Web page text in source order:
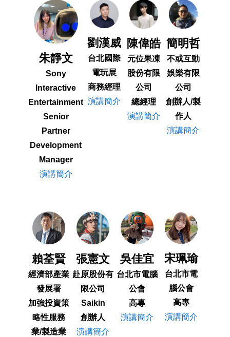
朱靜文
Sony
Interactive
Entertainment
Senior
Partner
Development
Manager
演講簡介
劉漢威
台北國際
電玩展
商務經理
演講簡介
陳偉皓
元位果凍
股份有限
公司
總經理
演講簡介
簡明哲
不或互動
娛樂有限
公司
創辦人/製
作人
演講簡介
賴荃賢
經濟部產業
發展署
加強投資策
略性服務
業/製造業
張憲文
赴原股份有
限公司
Saikin
創辦人
演講簡介
吳佳宜
台北市電腦
公會
高專
演講簡介
宋珮瑜
台北市電
腦公會
高專
演講簡介